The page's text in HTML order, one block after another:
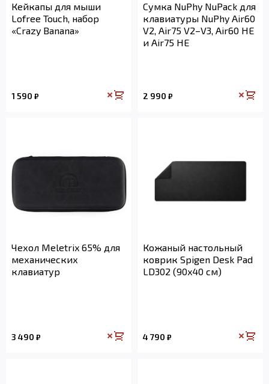
Кейкапы для мыши
Lofree Touch, набор
«Crazy Banana»
1 590 ₽
Сумка NuPhy NuPack для
клавиатуры NuPhy Air60
V2, Air75 V2–V3, Air60 HE
и Air75 HE
2 990 ₽
Чехол Meletrix 65% для
механических
клавиатур
3 490 ₽
Кожаный настольный
коврик Spigen Desk Pad
LD302 (90x40 см)
4 790 ₽